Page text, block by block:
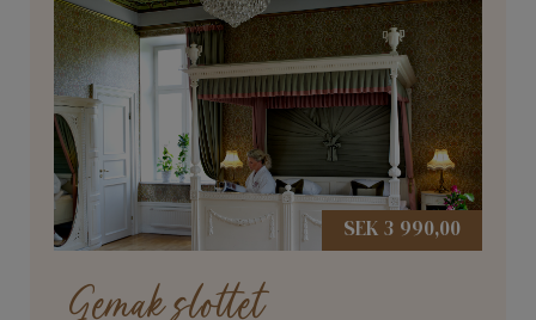
Gemak slottet
SEK 3 990,00